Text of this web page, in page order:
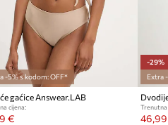
-5% s kodom: OFF*
gaćice Answear.LAB
cijena:
€
-29%
Extra
Trenutna